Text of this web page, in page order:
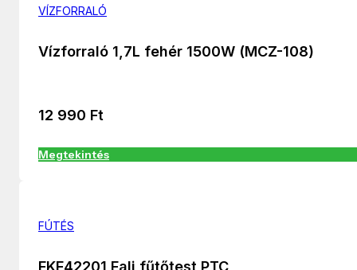
VÍZFORRALÓ
Vízforraló 1,7L fehér 1500W (MCZ-108)
12 990 Ft
Megtekintés
FÚTÉS
FKF42201 Fali fűtőtest PTC